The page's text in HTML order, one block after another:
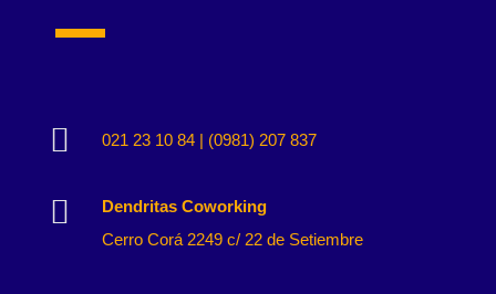
 021 23 10 84 | (0981) 207 837

Dendritas Coworking
Cerro Corá 2249 c/ 22 de Setiembre